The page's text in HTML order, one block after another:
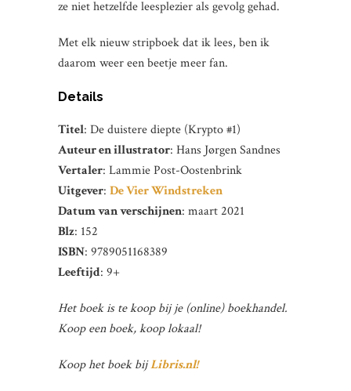
ze niet hetzelfde leesplezier als gevolg gehad.
Met elk nieuw stripboek dat ik lees, ben ik
daarom weer een beetje meer fan.
Details
Titel: De duistere diepte (Krypto #1)
Auteur en illustrator: Hans Jørgen Sandnes
Vertaler: Lammie Post-Oostenbrink
Uitgever: De Vier Windstreken
Datum van verschijnen: maart 2021
Blz: 152
ISBN: 9789051168389
Leeftijd: 9+
Het boek is te koop bij je (online) boekhandel.
Koop een boek, koop lokaal!
Koop het boek bijLibris.nl!